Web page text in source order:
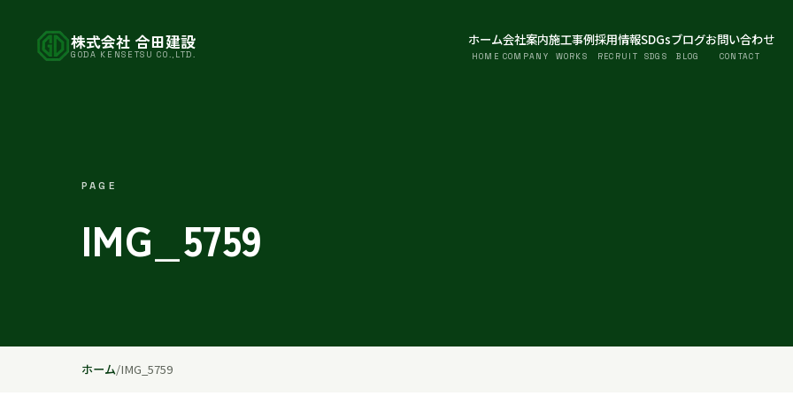
株式会社 合田建設
GODA KENSETSU CO.,LTD.
ホーム
HOME
会社案内
COMPANY
施工事例
WORKS
採用情報
RECRUIT
SDGs
SDGS
ブログ
BLOG
お問い合わせ
CONTACT
PAGE
IMG_5759
ホーム/IMG_5759